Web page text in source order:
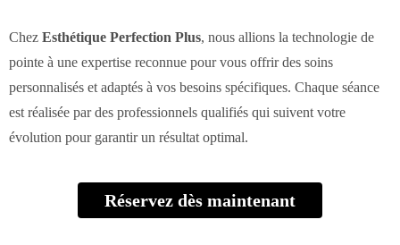
Chez Esthétique Perfection Plus, nous allions la technologie de
pointe à une expertise reconnue pour vous offrir des soins
personnalisés et adaptés à vos besoins spécifiques. Chaque séance
est réalisée par des professionnels qualifiés qui suivent votre
évolution pour garantir un résultat optimal.
Réservez dès maintenant